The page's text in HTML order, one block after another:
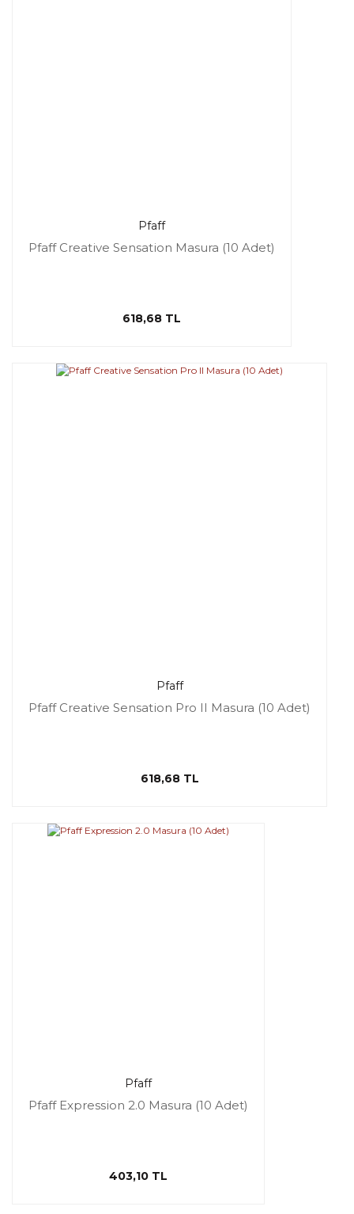
Pfaff
Pfaff Creative Sensation Masura (10 Adet)
618,68 TL
Pfaff
Pfaff Creative Sensation Pro II Masura (10 Adet)
618,68 TL
Pfaff
Pfaff Expression 2.0 Masura (10 Adet)
403,10 TL